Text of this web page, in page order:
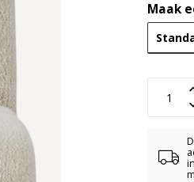
Maak